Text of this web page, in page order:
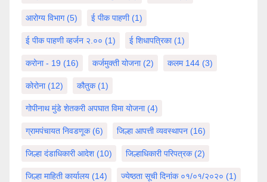
आरोग्य विभाग(5) ई पीक पाहणी(1)
ई पीक पाहणी व्हर्जन २.०० (1) ई शिधापत्रिका(1)
करोना - 19 (16) कर्जमुक्ती योजना(2) कलम 144 (3)
कोरोना(12) कौतुक(1)
गोपीनाथ मुंडे शेतकरी अपघात विमा योजना(4)
ग्रामपंचायत निवडणूक(6) जिल्हा आपत्ती व्यवस्थापन (16)
जिल्हा दंडाधिकारी आदेश (10) जिल्हाधिकारी परिपत्रक(2)
जिल्हा माहिती कार्यालय (14) ज्येष्ठता सूची दिनांक ०१/०१/२०२० (1)